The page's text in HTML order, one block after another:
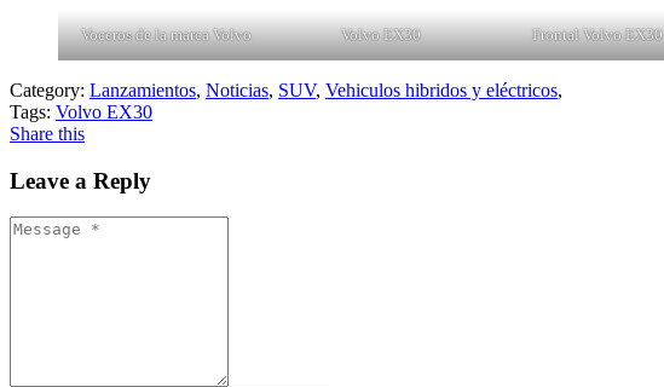
Voceros de la marca Volvo Volvo EX30 Frontal Volvo EX30
Category: Lanzamientos, Noticias, SUV, Vehiculos hibridos y eléctricos,
Tags: Volvo EX30
Share this
Leave a Reply